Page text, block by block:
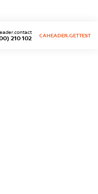
210 102 CAHEADER.GETTEST